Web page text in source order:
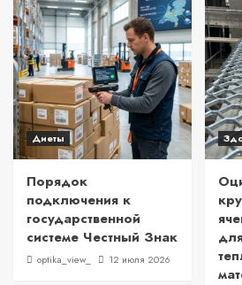
Диеты
Порядок
подключения к
государственной
системе Честный Знак
optika_view_ 12 июля 2026